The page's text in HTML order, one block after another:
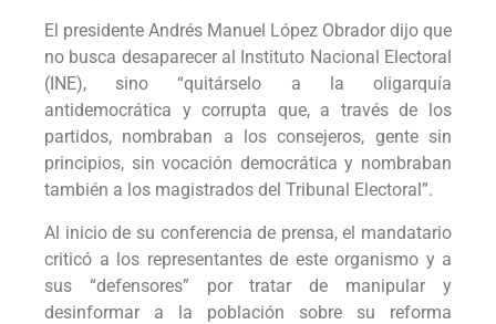
El presidente Andrés Manuel López Obrador dijo que
no busca desaparecer al Instituto Nacional Electoral
(INE), sino “quitárselo a la oligarquía
antidemocrática y corrupta que, a través de los
partidos, nombraban a los consejeros, gente sin
principios, sin vocación democrática y nombraban
también a los magistrados del Tribunal Electoral”.
Al inicio de su conferencia de prensa, el mandatario
criticó a los representantes de este organismo y a
sus “defensores” por tratar de manipular y
desinformar a la población sobre su reforma